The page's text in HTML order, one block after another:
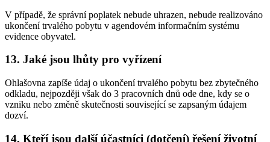
V případě, že správní poplatek nebude uhrazen, nebude realizováno
ukončení trvalého pobytu v agendovém informačním systému
evidence obyvatel.
13. Jaké jsou lhůty pro vyřízení
Ohlašovna zapíše údaj o ukončení trvalého pobytu bez zbytečného
odkladu, nejpozději však do 3 pracovních dnů ode dne, kdy se o
vzniku nebo změně skutečnosti související se zapsaným údajem
dozví.
14. Kteří jsou další účastníci (dotčení) řešení životní